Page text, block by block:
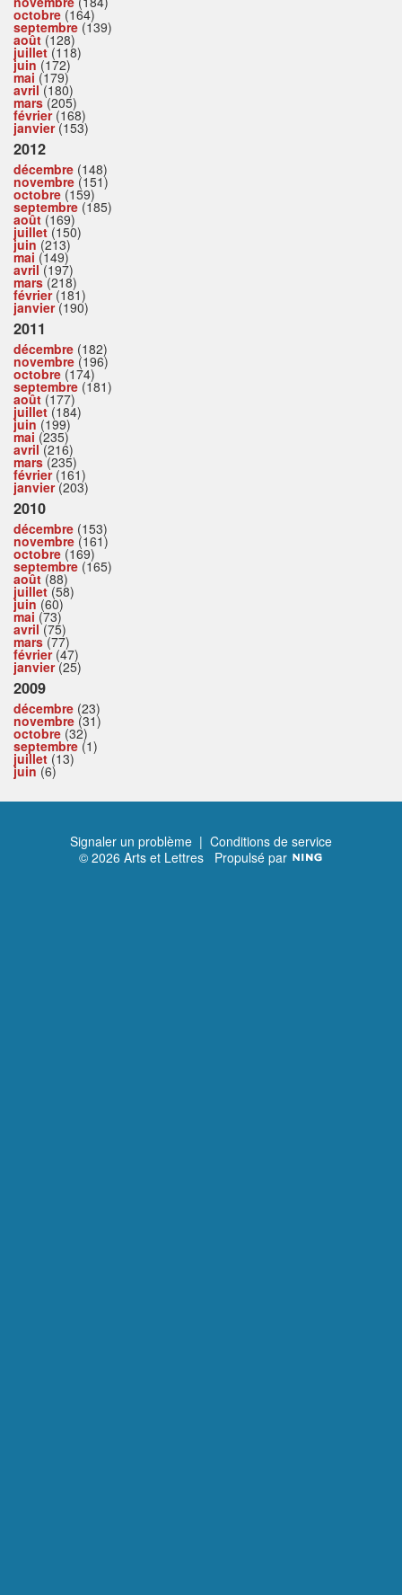
octobre (164)
septembre (139)
août (128)
juillet(118)
juin (172)
mai (179)
avril(180)
mars(205)
février(168)
janvier(153)
2012
décembre (148)
novembre (151)
octobre (159)
septembre (185)
août (169)
juillet(150)
juin (213)
mai (149)
avril(197)
mars(218)
février(181)
janvier(190)
2011
décembre (182)
novembre (196)
octobre (174)
septembre (181)
août (177)
juillet(184)
juin (199)
mai (235)
avril(216)
mars(235)
février(161)
janvier(203)
2010
décembre (153)
novembre (161)
octobre (169)
septembre (165)
août (88)
juillet(58)
juin (60)
mai (73)
avril(75)
mars(77)
février(47)
janvier(25)
2009
décembre (23)
novembre (31)
octobre (32)
septembre (1)
juillet (13)
juin (6)
Signaler un problème | Conditions de service
© 2026 Arts et Lettres Propulsé par